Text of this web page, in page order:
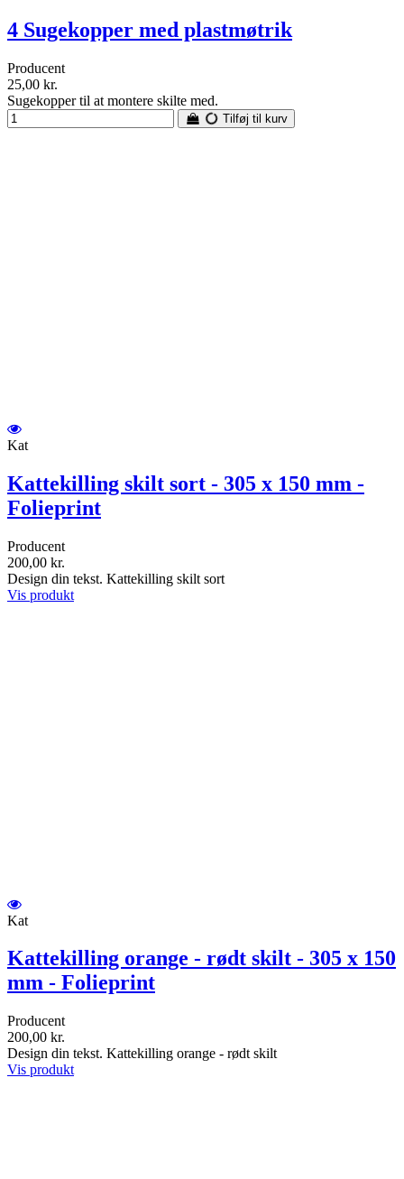
4 Sugekopper med plastmøtrik
Producent
25,00 kr.
Sugekopper til at montere skilte med.
Tilføj til kurv
Kat
Kattekilling skilt sort - 305 x 150 mm -
Folieprint
Producent
200,00 kr.
Design din tekst. Kattekilling skilt sort
Vis produkt
Kat
Kattekilling orange - rødt skilt - 305 x 150
mm - Folieprint
Producent
200,00 kr.
Design din tekst. Kattekilling orange - rødt skilt
Vis produkt